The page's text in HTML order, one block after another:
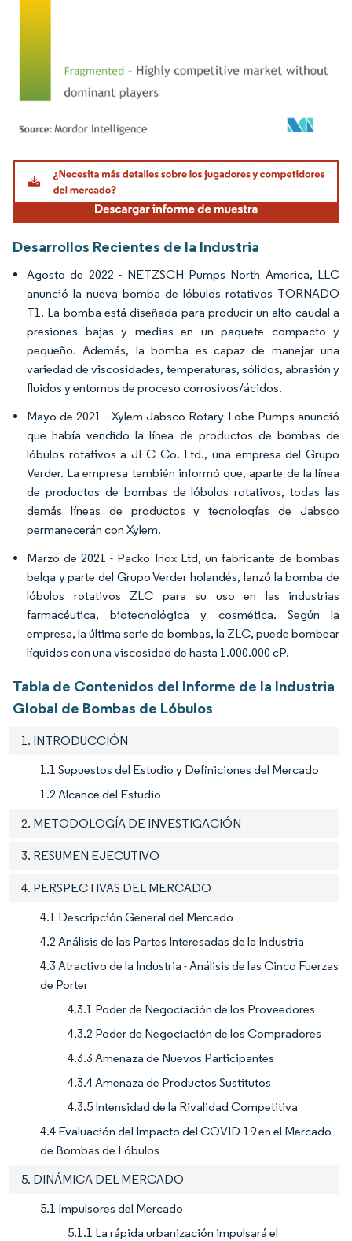
Imagen © Mordor Intelligence. El uso requiere atribución según CC BY 4.0.
Desarrollos Recientes de la Industria
Agosto de 2022 - NETZSCH Pumps North America, LLC
anunció la nueva bomba de lóbulos rotativos TORNADO
T1. La bomba está diseñada para producir un alto caudal a
presiones bajas y medias en un paquete compacto y
pequeño. Además, la bomba es capaz de manejar una
variedad de viscosidades, temperaturas, sólidos, abrasión y
fluidos y entornos de proceso corrosivos/ácidos.
Mayo de 2021 - Xylem Jabsco Rotary Lobe Pumps anunció
que había vendido la línea de productos de bombas de
lóbulos rotativos a JEC Co. Ltd., una empresa del Grupo
Verder. La empresa también informó que, aparte de la línea
de productos de bombas de lóbulos rotativos, todas las
demás líneas de productos y tecnologías de Jabsco
permanecerán con Xylem.
Marzo de 2021 - Packo Inox Ltd, un fabricante de bombas
belga y parte del Grupo Verder holandés, lanzó la bomba de
lóbulos rotativos ZLC para su uso en las industrias
farmacéutica, biotecnológica y cosmética. Según la
empresa, la última serie de bombas, la ZLC, puede bombear
líquidos con una viscosidad de hasta 1.000.000 cP.
Tabla de Contenidos del Informe de la Industria
Global de Bombas de Lóbulos
1. INTRODUCCIÓN
1.1 Supuestos del Estudio y Definiciones del Mercado
1.2 Alcance del Estudio
2. METODOLOGÍA DE INVESTIGACIÓN
3. RESUMEN EJECUTIVO
4. PERSPECTIVAS DEL MERCADO
4.1 Descripción General del Mercado
4.2 Análisis de las Partes Interesadas de la Industria
4.3 Atractivo de la Industria - Análisis de las Cinco Fuerzas
de Porter
4.3.1 Poder de Negociación de los Proveedores
4.3.2 Poder de Negociación de los Compradores
4.3.3 Amenaza de Nuevos Participantes
4.3.4 Amenaza de Productos Sustitutos
4.3.5 Intensidad de la Rivalidad Competitiva
4.4 Evaluación del Impacto del COVID-19 en el Mercado
de Bombas de Lóbulos
5. DINÁMICA DEL MERCADO
5.1 Impulsores del Mercado
5.1.1 La rápida urbanización impulsará el